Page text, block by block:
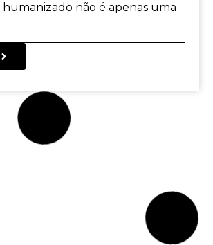
não é apenas uma